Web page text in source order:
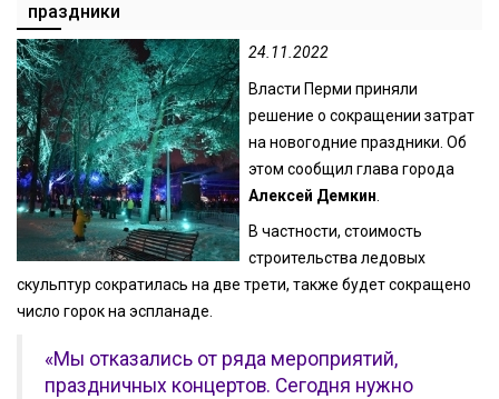
праздники
24.11.2022
Власти Перми приняли
решение о сокращении затрат
на новогодние праздники. Об
этом сообщил глава города
Алексей Демкин
В частности, стоимость
строительства ледовых
скульптур сократилась на две трети, также будет сокращено
число горок на эспланаде.
«Мы отказались от ряда мероприятий,
праздничных концертов. Сегодня нужно